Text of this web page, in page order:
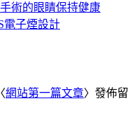
術的眼睛保持健康
電子煙設計
網站第一篇文章〉發佈留